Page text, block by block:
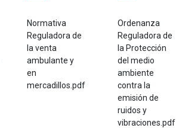
Normativa
Reguladora de
la venta
ambulante y
en
mercadillos.pdf
Ordenanza
Reguladora de
la Protección
del medio
ambiente
contra la
emisión de
ruidos y
vibraciones.pdf